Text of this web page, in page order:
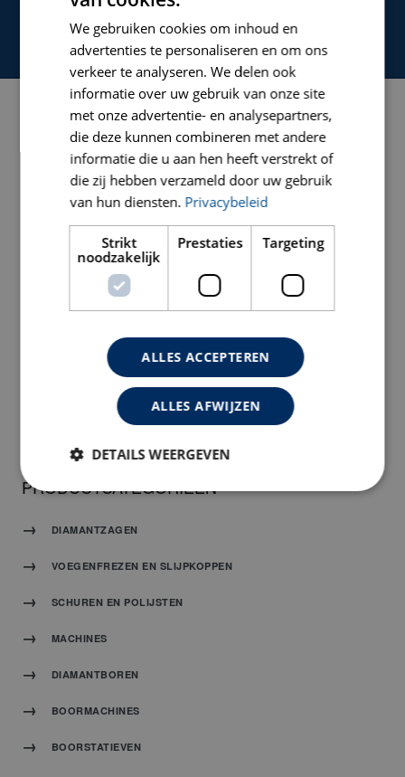
NEEM CONTACT MET ONZE
KLANTENSERVICE
NAVIGATIE
HOME
OVER CARAT
ONDERDELENTEKENINGEN
PRODUCTCATEGORIEEN
DIAMANTZAGEN
VOEGENFREZEN EN SLIJPKOPPEN
SCHUREN EN POLIJSTEN
MACHINES
DIAMANTBOREN
BOORMACHINES
BOORSTATIEVEN
We gebruiken cookies om inhoud en
advertenties te personaliseren en om ons
verkeer te analyseren. We delen ook
informatie over uw gebruik van onze site
met onze advertentie- en analysepartners,
die deze kunnen combineren met andere
informatie die u aan hen heeft verstrekt of
die zij hebben verzameld door uw gebruik
van hun diensten. Privacybeleid
Strikt
noodzakelijk
Prestaties Targeting
ALLES ACCEPTEREN
ALLES AFWIJZEN
DETAILS WEERGEVEN